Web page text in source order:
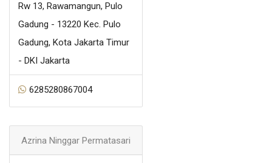
Rw 13, Rawamangun, Pulo
Gadung - 13220 Kec. Pulo
Gadung, Kota Jakarta Timur
- DKI Jakarta
6285280867004
Azrina Ninggar Permatasari